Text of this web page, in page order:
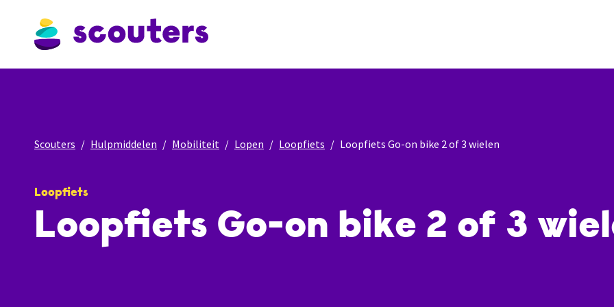
Scouters Hulpmiddelen Mobiliteit Lopen Loopfiets Loopfiets Go-on bike 2 of 3 wielen
Loopfiets
Loopfiets Go-on bike 2 of 3